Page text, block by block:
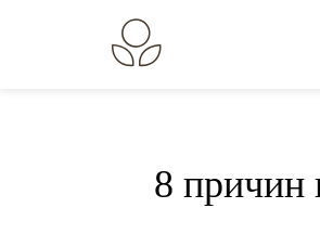
8 причин